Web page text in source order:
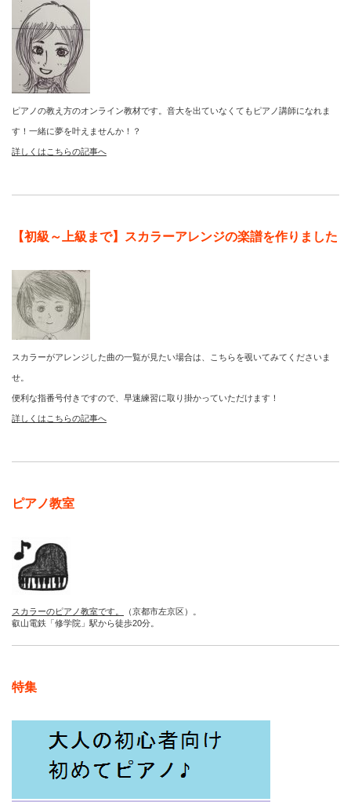
ピアノの教え方のオンライン教材です。音大を出ていなくてもピアノ講師になれま
す！一緒に夢を叶えませんか！？
詳しくはこちらの記事へ
【初級～上級まで】スカラーアレンジの楽譜を作りました
スカラーがアレンジした曲の一覧が見たい場合は、こちらを覗いてみてくださいま
せ。
便利な指番号付きですので、早速練習に取り掛かっていただけます！
詳しくはこちらの記事へ
ピアノ教室
スカラーのピアノ教室です。
（京都市左京区）。
叡山電鉄「修学院」駅から徒歩20分。
特集